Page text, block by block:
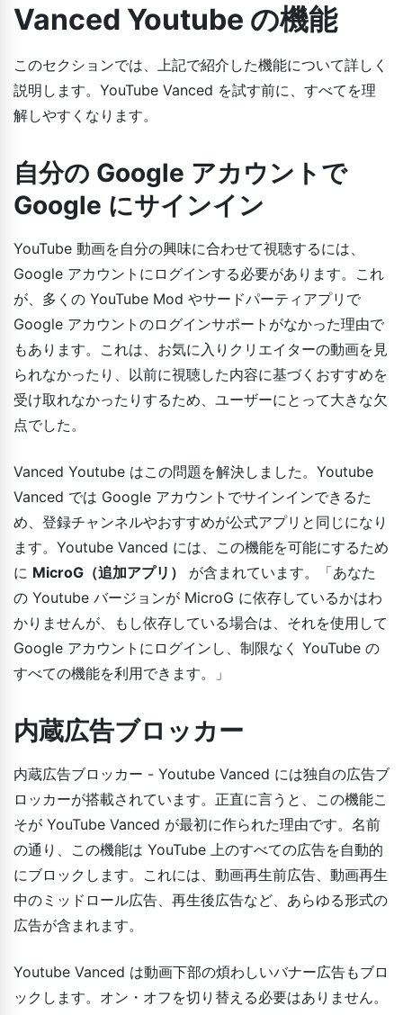
Vanced Youtube の機能
このセクションでは、上記で紹介した機能について詳しく
説明します。YouTube Vanced を試す前に、すべてを理
解しやすくなります。
自分の Google アカウントで
Google にサインイン
YouTube 動画を自分の興味に合わせて視聴するには、
Google アカウントにログインする必要があります。これ
が、多くの YouTube Mod やサードパーティアプリで
Google アカウントのログインサポートがなかった理由で
もあります。これは、お気に入りクリエイターの動画を見
られなかったり、以前に視聴した内容に基づくおすすめを
受け取れなかったりするため、ユーザーにとって大きな欠
点でした。
Vanced Youtube はこの問題を解決しました。Youtube
Vanced では Google アカウントでサインインできるた
め、登録チャンネルやおすすめが公式アプリと同じになり
ます。Youtube Vanced には、この機能を可能にするため
に MicroG（追加アプリ）
が含まれています。「あなた
の Youtube バージョンが MicroG に依存しているかはわ
かりませんが、もし依存している場合は、それを使用して
Google アカウントにログインし、制限なく YouTube の
すべての機能を利用できます。」
内蔵広告ブロッカー
内蔵広告ブロッカー - Youtube Vanced には独自の広告ブ
ロッカーが搭載されています。正直に言うと、この機能こ
そが YouTube Vanced が最初に作られた理由です。名前
の通り、この機能は YouTube 上のすべての広告を自動的
にブロックします。これには、動画再生前広告、動画再生
中のミッドロール広告、再生後広告など、あらゆる形式の
広告が含まれます。
Youtube Vanced は動画下部の煩わしいバナー広告もブロ
ックします。オン・オフを切り替える必要はありません。